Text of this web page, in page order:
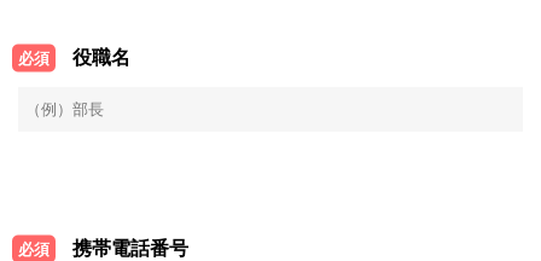
役職名
必須
携帯電話番号
必須